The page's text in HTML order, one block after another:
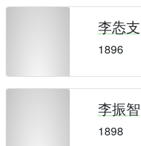
李怣支
1896
李振智
1898